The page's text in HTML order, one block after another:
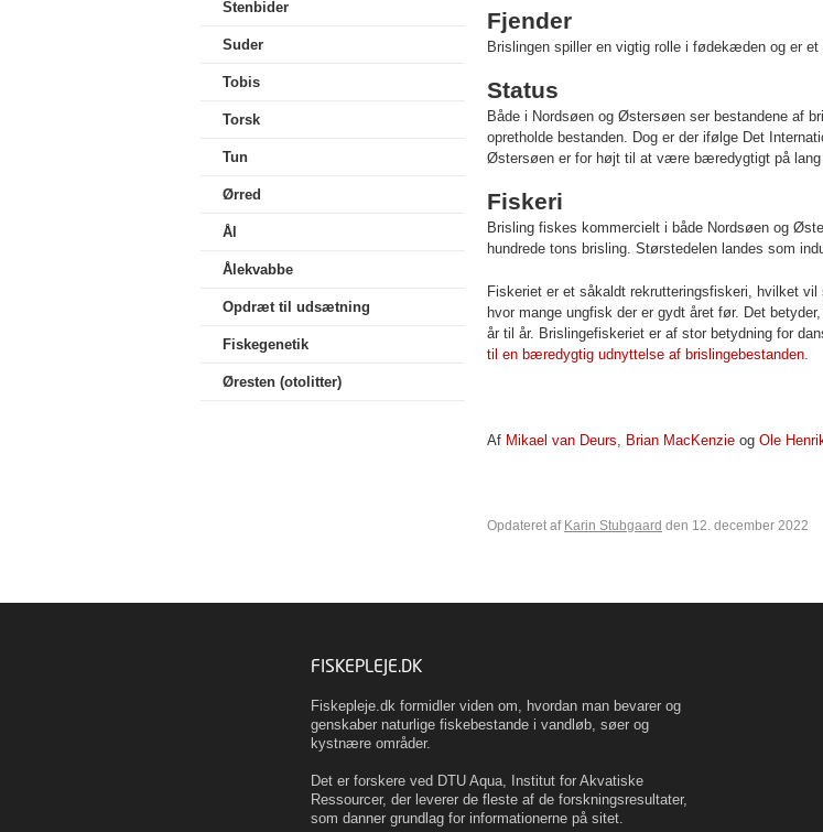
Stenbider
Suder
Tobis
Torsk
Tun
Ørred
Ål
Ålekvabbe
Opdræt til udsætning
Fiskegenetik
Øresten (otolitter)
Fjender
Brislingen spiller en vigtig rolle i fødekæden og er
Status
Både i Nordsøen og Østersøen ser bestandene af
opretholde bestanden. Dog er der ifølge Det
Østersøen er for højt til at være bæredygtigt på lang
Fiskeri
Brisling fiskes kommercielt i både Nordsøen og
hundrede tons brisling. Størstedelen landes som
Fiskeriet er et såkaldt rekrutteringsfiskeri, hvilket
hvor mange ungfisk der er gydt året før. Det
år til år. Brislingefiskeriet er af stor betydning for
til en bæredygtig udnyttelse af brislingebestanden.
Af Mikael van Deurs, Brian MacKenzie og Ole
Opdateret af Karin Stubgaard den 12. december 2022
FISKEPLEJE.DK
Fiskepleje.dk formidler viden om, hvordan man bevarer og
genskaber naturlige fiskebestande i vandløb, søer og
kystnære områder.
Det er forskere ved DTU Aqua, Institut for Akvatiske
Ressourcer, der leverer de fleste af de forskningsresultater,
som danner grundlag for informationerne på sitet.